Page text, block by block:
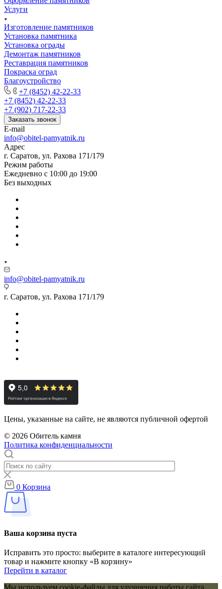
Услуги
Изготовление памятников
Установка памятника
Установка ограды
Демонтаж памятников
Реставрация памятников
Покраска оград
Благоустройство
+7 (8452) 42-22-33
+7 (8452) 42-22-33
+7 (902) 717-22-33
Заказать звонок
E-mail
info@obitel-pamyatnik.ru
Адрес
г. Саратов, ул. Рахова 171/179
Режим работы
Ежедневно с 10:00 до 19:00
Без выходных
info@obitel-pamyatnik.ru
г. Саратов, ул. Рахова 171/179
Цены, указанные на сайте, не являются публичной офертой
© 2026 Обитель камня
Политика конфиденциальности
0 Корзина
Ваша корзина пуста
Исправить это просто: выберите в каталоге интересующий
товар и нажмите кнопку «В корзину»
Перейти в каталог